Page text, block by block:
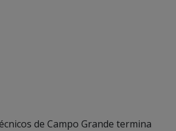
de Campo Grande termina